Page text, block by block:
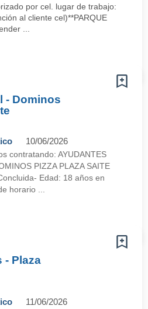
por cel. lugar de trabajo:
al cliente cel)**PARQUE
...
- Dominos
10/06/2026
contratando: AYUDANTES
PIZZA PLAZA SAITE
Edad: 18 años en
horario ...
- Plaza
11/06/2026